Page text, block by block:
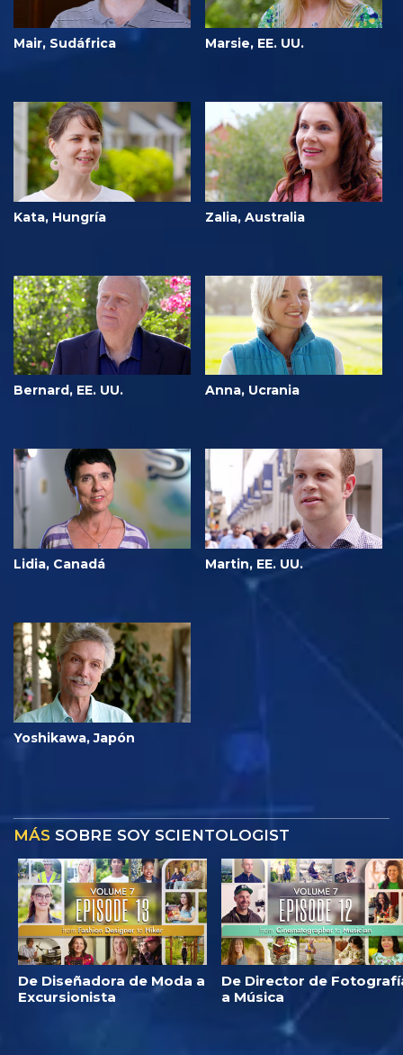
Mair, Sudáfrica Marsie, EE. UU.
Kata, Hungría Zalia, Australia
Bernard, EE. UU. Anna, Ucrania
Lidia, Canadá Martin, EE. UU.
Yoshikawa, Japón
MÁS SOBRE SOY SCIENTOLOGIST
De Diseñadora de Moda a
Excursionista
De Director de
a Música